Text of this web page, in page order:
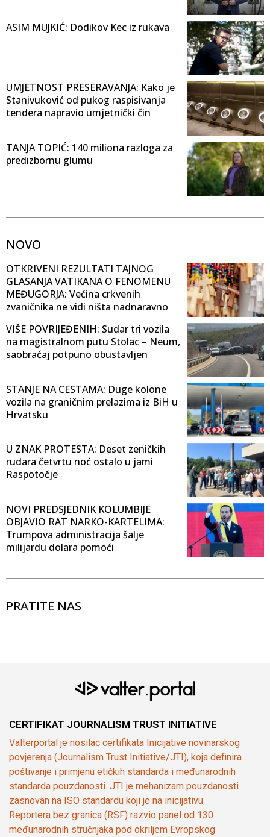
ASIM MUJKIĆ: Dodikov Kec iz rukava
UMJETNOST PRESERAVANJA: Kako je
Stanivuković od pukog raspisivanja
tendera napravio umjetnički čin
TANJA TOPIĆ: 140 miliona razloga za
predizbornu glumu
NOVO
OTKRIVENI REZULTATI TAJNOG
GLASANJA VATIKANA O FENOMENU
MEĐUGORJA: Većina crkvenih
zvaničnika ne vidi ništa nadnaravno
VIŠE POVRIJEĐENIH: Sudar tri vozila
na magistralnom putu Stolac – Neum,
saobraćaj potpuno obustavljen
STANJE NA CESTAMA: Duge kolone
vozila na graničnim prelazima iz BiH u
Hrvatsku
U ZNAK PROTESTA: Deset zeničkih
rudara četvrtu noć ostalo u jami
Raspotočje
NOVI PREDSJEDNIK KOLUMBIJE
OBJAVIO RAT NARKO-KARTELIMA:
Trumpova administracija šalje
milijardu dolara pomoći
PRATITE NAS
CERTIFIKAT JOURNALISM TRUST INITIATIVE
Valterportal je nosilac certifikata Inicijative novinarskog
povjerenja (Journalism Trust Initiative/JTI), koja definira
poštivanje i primjenu etičkih standarda i međunarodnih
standarda pouzdanosti. JTI je mehanizam pouzdanosti
zasnovan na ISO standardu koji je na inicijativu
Reportera bez granica (RSF) razvio panel od 130
međunarodnih stručnjaka pod okriljem Evropskog